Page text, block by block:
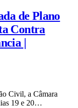
de Plano
Contra
|
Civil, a Câmara
19 e 20…